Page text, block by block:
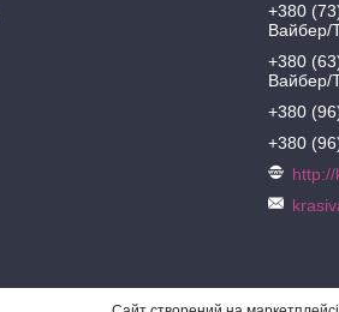
+380
Вайбер/
+380
Вайбер/
+380
+380